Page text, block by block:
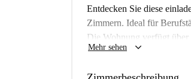
Entdecken Sie diese
Zimmern. Ideal für
Die Wohnung verfügt über
Küche mit Geschirrspüler
Mehr sehen keyboard_arrow_down